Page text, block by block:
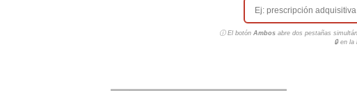
ⓘ El botón Ambosabre dos pestañas
🔒 en